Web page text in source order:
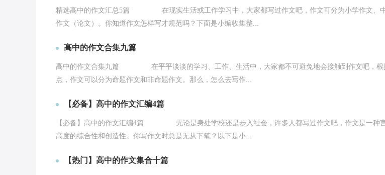
精选高中的作文汇总5篇 在现实生活或工作学习中，大家都写过作文吧，作文可分为小学作文、
作文（论文）。你知道作文怎样写才规范吗？下面是小编收集整...
高中的作文合集九篇
高中的作文合集九篇 在平平淡淡的学习、工作、生活中，大家都不可避免地会接触到作文吧，根
点，作文可以分为命题作文和非命题作文。那么，怎么去写作...
【必备】高中的作文汇编4篇
【必备】高中的作文汇编4篇 无论是身处学校还是步入社会，许多人都写过作文吧，作文是一种
高度的综合性和创造性。你写作文时总是无从下笔？以下是小...
【热门】高中的作文集合十篇